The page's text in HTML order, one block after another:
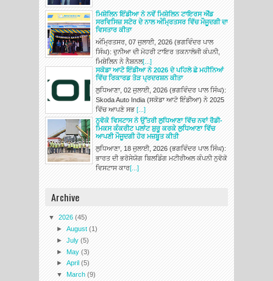
ਮਿਸ਼ੇਲਿਨ ਇੰਡੀਆ ਨੇ ਨਵੇਂ ਮਿਸ਼ੇਲਿਨ ਟਾਇਰਸ ਐਂਡ
ਸਰਵਿਸਿਜ਼ ਸਟੋਰ ਦੇ ਨਾਲ ਅੰਮ੍ਰਿਤਸਰ ਵਿੱਚ ਮੌਜੂਦਗੀ ਦਾ
ਵਿਸਤਾਰ ਕੀਤਾ
ਅੰਮ੍ਰਿਤਸਰ, 07 ਜੁਲਾਈ, 2026 (ਭਗਵਿੰਦਰ ਪਾਲ
ਸਿੰਘ): ਦੁਨੀਆ ਦੀ ਮੋਹਰੀ ਟਾਇਰ ਤਕਨਾਲੋਜੀ ਕੰਪਨੀ,
ਮਿਸ਼ੇਲਿਨ ਨੇ ਨੈਸ਼ਨਲ[...]
ਸਕੋਡਾ ਆਟੋ ਇੰਡੀਆ ਨੇ 2026 ਦੇ ਪਹਿਲੇ ਛੇ ਮਹੀਨਿਆਂ
ਵਿੱਚ ਰਿਕਾਰਡ ਤੋੜ ਪ੍ਰਦਰਸ਼ਨ ਕੀਤਾ
ਲੁਧਿਆਣਾ, 02 ਜੁਲਾਈ, 2026 (ਭਗਵਿੰਦਰ ਪਾਲ ਸਿੰਘ):
Skoda Auto India (ਸਕੋਡਾ ਆਟੋ ਇੰਡੀਆ) ਨੇ 2025
ਵਿੱਚ ਆਪਣੇ ਸਭ [...]
ਨੁਵੋਕੋ ਵਿਸਟਾਸ ਨੇ ਉੱਤਰੀ ਲੁਧਿਆਣਾ ਵਿੱਚ ਨਵਾਂ ਰੈਡੀ-
ਮਿਕਸ ਕੰਕਰੀਟ ਪਲਾਂਟ ਸ਼ੁਰੂ ਕਰਕੇ ਲੁਧਿਆਣਾ ਵਿੱਚ
ਆਪਣੀ ਮੌਜੂਦਗੀ ਹੋਰ ਮਜ਼ਬੂਤ ਕੀਤੀ
ਲੁਧਿਆਣਾ, 18 ਜੁਲਾਈ, 2026 (ਭਗਵਿੰਦਰ ਪਾਲ ਸਿੰਘ):
ਭਾਰਤ ਦੀ ਭਰੋਸੇਯੋਗ ਬਿਲਡਿੰਗ ਮਟੀਰੀਅਲ ਕੰਪਨੀ ਨੁਵੋਕੋ
ਵਿਸਟਾਸ ਕਾਰ[...]
Archive
▼ 2026 (45)
►August(1)
►July(5)
►May(3)
►April(5)
▼March(9)